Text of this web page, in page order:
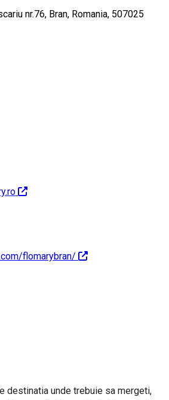
nr.76, Bran, Romania, 507025
flomarybran/
destinatia unde trebuie sa mergeti,